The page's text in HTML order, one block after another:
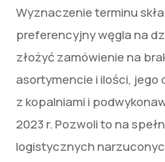
Wyznaczenie terminu
preferencyjny węgla na
złożyć zamówienie na
asortymencie i ilości,
z kopalniami i
2023 r. Pozwoli to na
logistycznych